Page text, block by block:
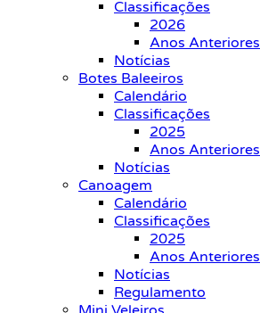
Classificações
2026
Anos Anteriores
Notícias
Botes Baleeiros
Calendário
Classificações
2025
Anos Anteriores
Notícias
Canoagem
Calendário
Classificações
2025
Anos Anteriores
Notícias
Regulamento